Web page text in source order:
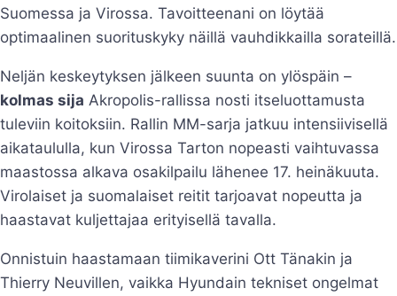
Suomessa ja Virossa. Tavoitteenani on löytää
optimaalinen suorituskyky näillä vauhdikkailla sorateillä.
Neljän keskeytyksen jälkeen suunta on ylöspäin –
kolmas sija Akropolis-rallissa nosti itseluottamusta
tuleviin koitoksiin. Rallin MM-sarja jatkuu intensiivisellä
aikataululla, kun Virossa Tarton nopeasti vaihtuvassa
maastossa alkava osakilpailu lähenee 17. heinäkuuta.
Virolaiset ja suomalaiset reitit tarjoavat nopeutta ja
haastavat kuljettajaa erityisellä tavalla.
Onnistuin haastamaan tiimikaverini Ott Tänakin ja
Thierry Neuvillen, vaikka Hyundain tekniset ongelmat